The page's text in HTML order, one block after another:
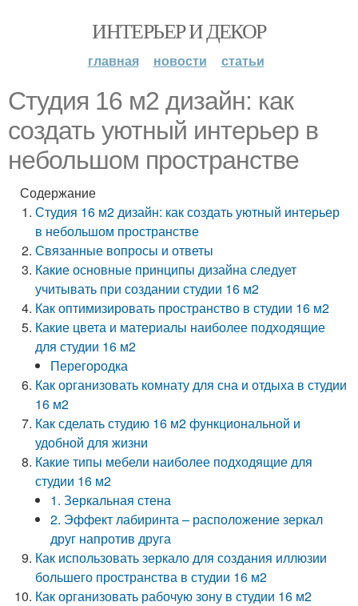
ИНТЕРЬЕР И ДЕКОР
главная новости статьи
Студия 16 м2 дизайн: как
создать уютный интерьер в
небольшом пространстве
Содержание
Студия 16 м2 дизайн: как создать уютный интерьер
в небольшом пространстве
Связанные вопросы и ответы
Какие основные принципы дизайна следует
учитывать при создании студии 16 м2
Как оптимизировать пространство в студии 16 м2
Какие цвета и материалы наиболее подходящие
для студии 16 м2
Перегородка
Как организовать комнату для сна и отдыха в студии
16 м2
Как сделать студию 16 м2 функциональной и
удобной для жизни
Какие типы мебели наиболее подходящие для
студии 16 м2
1. Зеркальная стена
2. Эффект лабиринта – расположение зеркал
друг напротив друга
Как использовать зеркало для создания иллюзии
большего пространства в студии 16 м2
Как организовать рабочую зону в студии 16 м2